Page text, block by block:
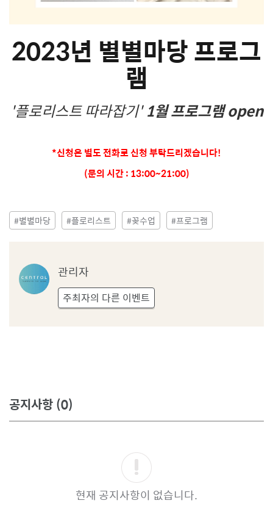
2023년 별별마당 프로그
램
'플로리스트 따라잡기'1월 프로그램 open
*신청은 별도 전화로 신청 부탁드리겠습니다!
(문의 시간 : 13:00~21:00)
#별별마당 #플로리스트 #꽂수업 #프로그램
관
리
자
관리자
주최자의 다른 이벤트
공지사항(0)
현재 공지사항이 없습니다.